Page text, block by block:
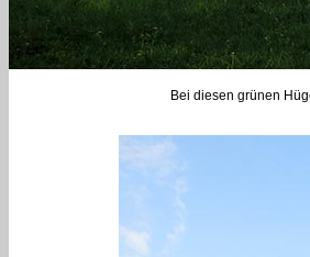
Bei diesen grünen